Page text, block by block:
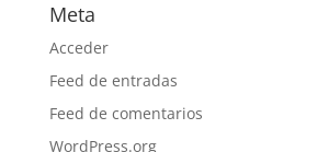
Meta
Acceder
Feed de entradas
Feed de comentarios
WordPress.org